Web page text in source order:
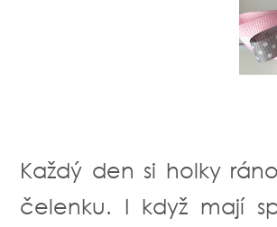
Každý den si holky
čelenku. I když mají